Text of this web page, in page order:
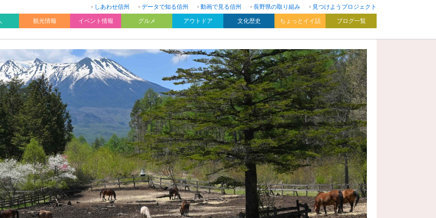
しあわせ信州 データで知る信州 動画で見る信州 長野県の取り組み
見つけようプロジェクト
観光情報 イベント情報 グルメ アウトドア 文化歴史 ちょっとイイ話 ブログ一覧